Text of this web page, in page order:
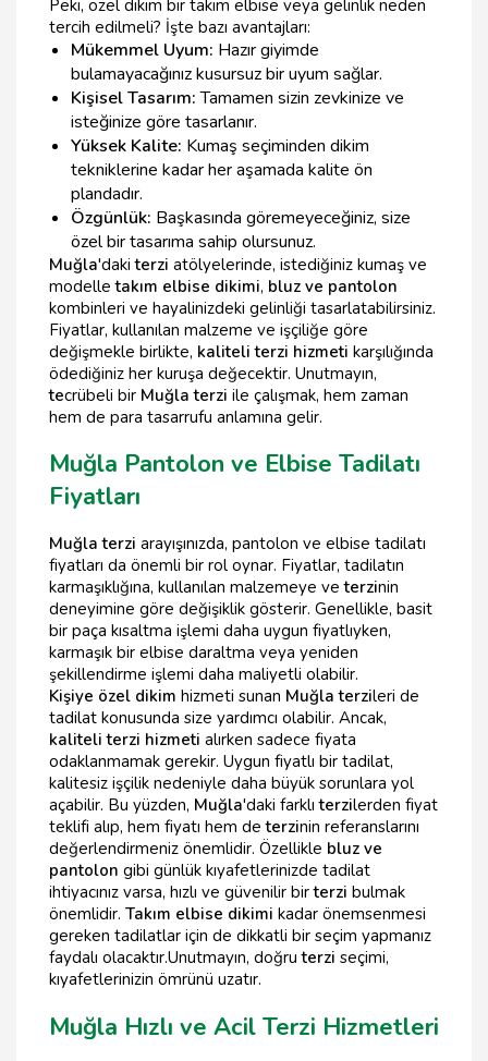
Peki, özel dikim bir takım elbise veya gelinlik neden
tercih edilmeli? İşte bazı avantajları:
Mükemmel Uyum: Hazır giyimde
bulamayacağınız kusursuz bir uyum sağlar.
Kişisel Tasarım:Tamamen sizin zevkinize ve
isteğinize göre tasarlanır.
Yüksek Kalite: Kumaş seçiminden dikim
tekniklerine kadar her aşamada kalite ön
plandadır.
Özgünlük: Başkasında göremeyeceğiniz, size
özel bir tasarıma sahip olursunuz.
Muğla'dakiterzi atölyelerinde, istediğiniz kumaş ve
modelletakım elbise dikimi, bluz ve pantolon
kombinleri ve hayalinizdeki gelinliği tasarlatabilirsiniz.
Fiyatlar, kullanılan malzeme ve işçiliğe göre
değişmekle birlikte, kaliteli terzi hizmeti karşılığında
ödediğiniz her kuruşa değecektir. Unutmayın,
tecrübeli bir Muğla terzi ile çalışmak, hem zaman
hem de para tasarrufu anlamına gelir.
Muğla Pantolon ve Elbise Tadilatı
Fiyatları
Muğla terzi arayışınızda, pantolon ve elbise tadilatı
fiyatları da önemli bir rol oynar. Fiyatlar, tadilatın
karmaşıklığına, kullanılan malzemeye veterzinin
deneyimine göre değişiklik gösterir. Genellikle, basit
bir paça kısaltma işlemi daha uygun fiyatlıyken,
karmaşık bir elbise daraltma veya yeniden
şekillendirme işlemi daha maliyetli olabilir.
Kişiye özel dikim hizmeti sunan Muğla terzileri de
tadilat konusunda size yardımcı olabilir. Ancak,
kaliteli terzi hizmeti alırken sadece fiyata
odaklanmamak gerekir. Uygun fiyatlı bir tadilat,
kalitesiz işçilik nedeniyle daha büyük sorunlara yol
açabilir. Bu yüzden, Muğla'daki farklıterzilerden fiyat
teklifi alıp, hem fiyatı hem deterzinin referanslarını
değerlendirmeniz önemlidir. Özellikle bluz ve
pantolon gibi günlük kıyafetlerinizde tadilat
ihtiyacınız varsa, hızlı ve güvenilir birterzi bulmak
önemlidir. Takım elbise dikimi kadar önemsenmesi
gereken tadilatlar için de dikkatli bir seçim yapmanız
faydalı olacaktır.Unutmayın, doğruterzi seçimi,
kıyafetlerinizin ömrünü uzatır.
Muğla Hızlı ve Acil Terzi Hizmetleri